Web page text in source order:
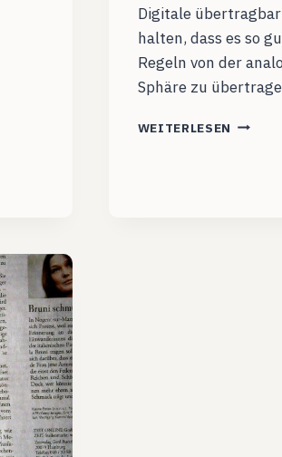
Digitale
halten, dass es so
Regeln von der
Sphäre zu
WEITERLESEN ANALOG